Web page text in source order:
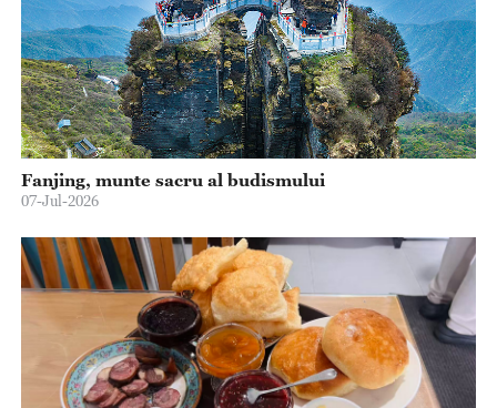
Fanjing, munte sacru al budismului
07-Jul-2026